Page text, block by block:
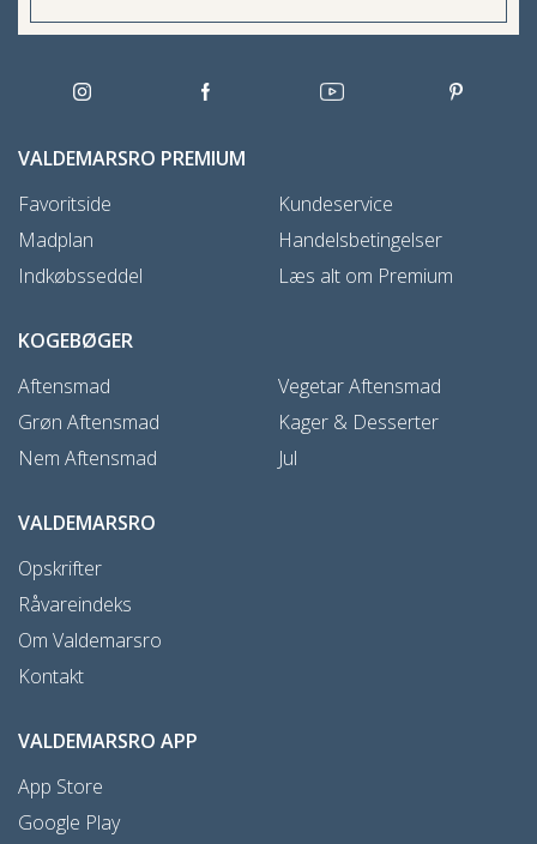
VALDEMARSRO PREMIUM
Favoritside
Madplan
Indkøbsseddel
Kundeservice
Handelsbetingelser
Læs alt om Premium
KOGEBØGER
Aftensmad
Grøn Aftensmad
Nem Aftensmad
Vegetar Aftensmad
Kager & Desserter
Jul
VALDEMARSRO
Opskrifter
Råvareindeks
Om Valdemarsro
Kontakt
VALDEMARSRO APP
App Store
Google Play